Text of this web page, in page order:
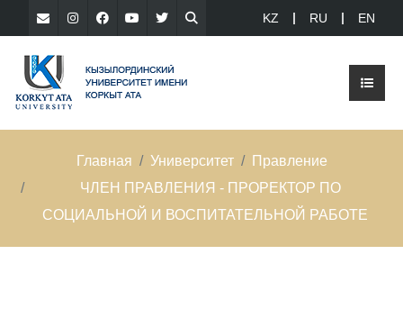
KZ RU EN
Главная Университет
Правление
ЧЛЕН ПРАВЛЕНИЯ - ПРОРЕКТОР ПО
СОЦИАЛЬНОЙ И ВОСПИТАТЕЛЬНОЙ РАБОТЕ